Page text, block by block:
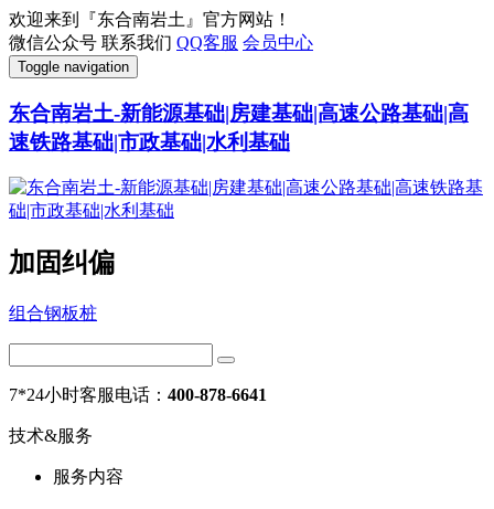
欢迎来到『东合南岩土』官方网站！
微信公众号 联系我们 QQ客服 会员中心
Toggle navigation
东合南岩土-新能源基础|房建基础|高速公路基础|高
速铁路基础|市政基础|水利基础
加固纠偏
组合钢板桩
7*24小时客服电话： 400-878-6641
技术&服务
服务内容